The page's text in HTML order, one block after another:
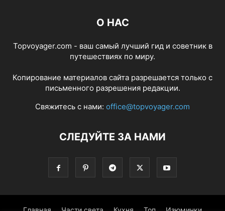
О НАС
Topvoyager.com - ваш самый лучший гид и советник в
путешествиях по миру.
Копирование материалов сайта разрешается только с
письменного разрешения редакции.
Свяжитесь с нами: office@topvoyager.com
СЛЕДУЙТЕ ЗА НАМИ